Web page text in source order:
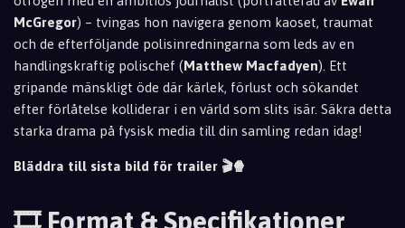
McGregor) – tvingas hon navigera genom kaoset, traumat
och de efterföljande polisinredningarna som leds av en
handlingskraftig polischef (Matthew Macfadyen). Ett
gripande mänskligt öde där kärlek, förlust och sökandet
efter förlåtelse kolliderar i en värld som slits isär. Säkra detta
starka drama på fysisk media till din samling redan idag!
Bläddra till sista bild för trailer 🎬🍿
🎞️ Format & Specifikationer